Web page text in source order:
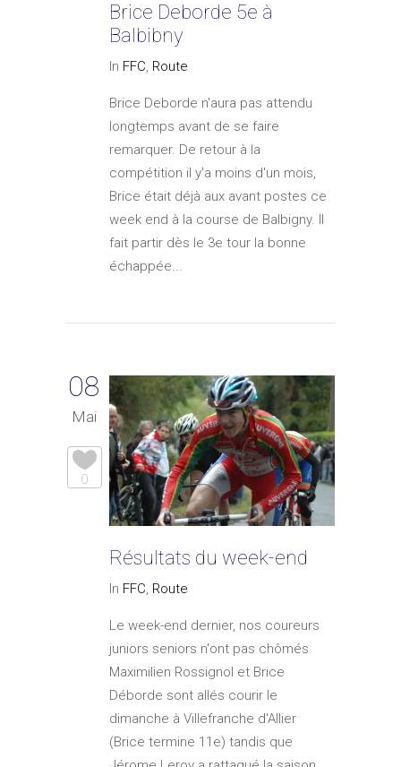
Brice Deborde 5e à
Balbibny
In FFC, Route
Brice Deborde n'aura pas attendu
longtemps avant de se faire
remarquer. De retour à la
compétition il y'a moins d'un mois,
Brice était déjà aux avant postes ce
week end à la course de Balbigny. Il
fait partir dès le 3e tour la bonne
échappée...
08
Mai
0
Résultats du week-end
In FFC, Route
Le week-end dernier, nos coureurs
juniors seniors n'ont pas chômés.
Maximilien Rossignol et Brice
Déborde sont allés courir le
dimanche à Villefranche d'Allier
(Brice termine 11e) tandis que